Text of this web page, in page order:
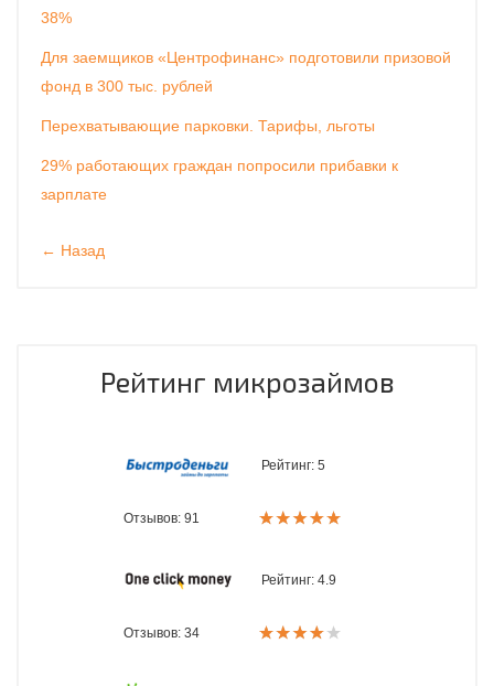
38%
Для заемщиков «Центрофинанс» подготовили призовой
фонд в 300 тыс. рублей
Перехватывающие парковки. Тарифы, льготы
29% работающих граждан попросили прибавки к
зарплате
← Назад
Рейтинг микрозаймов
Рейтинг: 5
Отзывов: 91
Рейтинг: 4.9
Отзывов: 34